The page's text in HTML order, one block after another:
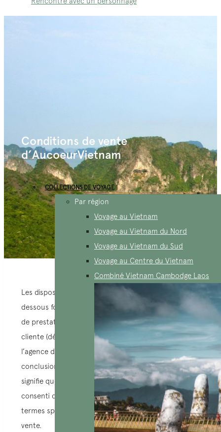
COLLECTIONS DE VOYAGE
Par région
Voyage au Vietnam
Voyage au Vietnam du Nord
Voyage au Vietnam du Sud
Voyage au Centre du Vietnam
Combiné Vietnam Cambodge Laos
Conditions de vente
d’AucoeurVietnam
Les dispositions générales de vente énoncées ci-
dessous font intégralement partie de chaque accord
de prestation de services entre le client ou l’agence
cliente (désigné ci-dessous comme le « Client ») et
l’agence de voyage AucoeurVietnam. Ainsi, la
conclusion d’un contrat avec AucoeurVietnam
signifie que le client a pris connaissance, compris et
consenti de manière volontaire aux conditions et
termes spécifiés dans les conditions générales de
vente.